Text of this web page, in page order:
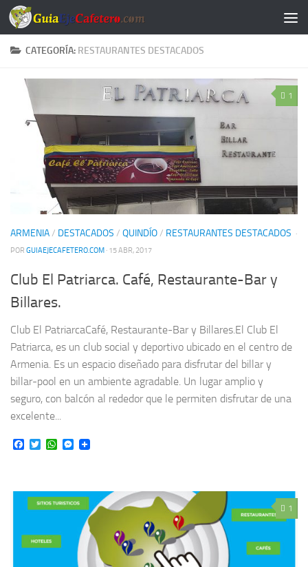
Saltar al contenido
CATEGORÍA: RESTAURANTES DESTACADOS
1
ARMENIA/ DESTACADOS / QUINDÍO/ RESTAURANTES DESTACADOS ·
POR GUIAEJECAFETERO.COM · 15 ABR, 2017
Club El Patriarca. Café, Restaurante-Bar y
Billares.
Club El PatriarcaCafé, Restaurante-Bar y Billares.El Club El
Patriarca, es un club social y deportivo ubicado en el centro de
Armenia. Es un espacio diseñado para disfrutar del billar y
billar-pool en un ambiente agradable. Un lugar amplio y
seguro, con balcón al rededor que le permiten disfrutar de una
excelente...
Facebook
TwitterWhatsApp
Messenger
1